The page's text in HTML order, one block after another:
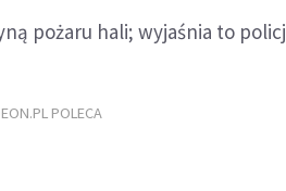
pożaru hali; wyjaśnia to
POLECA